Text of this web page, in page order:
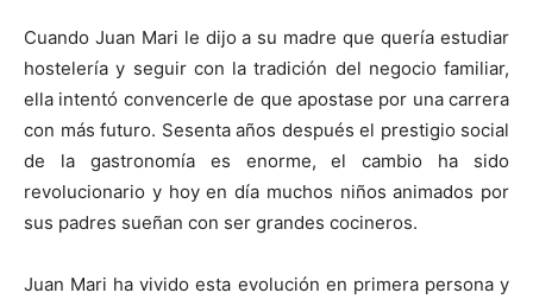
Cuando Juan Mari le dijo a su madre que quería estudiar
hostelería y seguir con la tradición del negocio familiar,
ella intentó convencerle de que apostase por una carrera
con más futuro. Sesenta años después el prestigio social
de la gastronomía es enorme, el cambio ha sido
revolucionario y hoy en día muchos niños animados por
sus padres sueñan con ser grandes cocineros.
Juan Mari ha vivido esta evolución en primera persona y